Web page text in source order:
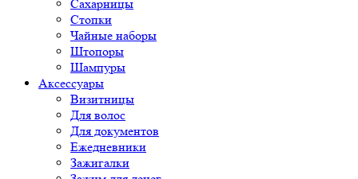
Сахарницы
Стопки
Чайные наборы
Штопоры
Шампуры
Аксессуары
Визитницы
Для волос
Для документов
Ежедневники
Зажигалки